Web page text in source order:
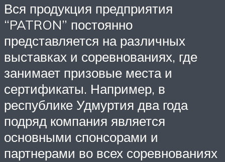
Вся продукция предприятия
“PATRON” постоянно
представляется на различных
выставках и соревнованиях, где
занимает призовые места и
сертификаты. Например, в
республике Удмуртия два года
подряд компания является
основными спонсорами и
партнерами во всех соревнованиях